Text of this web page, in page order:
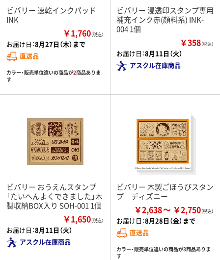
ビバリー 速乾インクパッド
INK
￥1,760（税込）
お届け日：8月27日（木）まで
直送品
カラー・販売単位違いの商品が2商品ありま
す
ビバリー 浸透印スタンプ専用
補充インク赤(顔料系) INK-
004 1個
￥358（税込）
お届け日：8月11日（火）
アスクル在庫商品
ビバリー おうえんスタンプ
「たいへんよくできました」木
製収納BOX入り SOH-001 1個
￥1,650（税込）
お届け日：8月11日（火）
アスクル在庫商品
ビバリー 木製ごほうびスタン
プ ディズニー
￥2,638 ￥2,750
お届け日：8月28日（金）まで
直送品
カラー・販売単位違いの商品が3商品ありま
す